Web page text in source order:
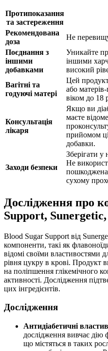
Протипоказання
та застереження
Рекомендована
доза
Не
Поєднання з
іншими
добавками
Уникайте
іншими
високий
Вагітні та
годуючі матері
Цей
або
віком до 18
Консультація
лікаря
Якщо ви
маєте
прийомом
добавки.
Заходи безпеки
Зберігати у
Не
пошкоджена
сухому
Дослідження про
Support,
Blood Sugar Support від
компоненти, такі як
відомі своїми властивостями
рівня цукру в крові. Продукт
на поліпшення глікемічного
активності. Дослідження
цих інгредієнтів.
Дослідження
Антидіабетичні
дослідження вивчає дію
що містяться в таких